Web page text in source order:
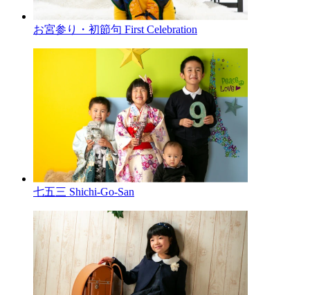
お宮参り・初節句 First Celebration
七五三 Shichi-Go-San